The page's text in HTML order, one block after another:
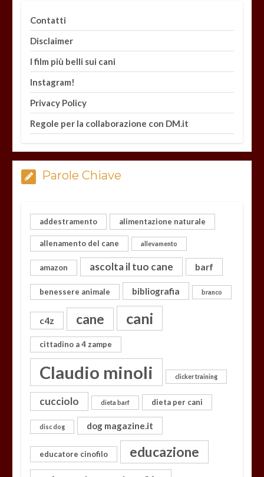
Contatti
Disclaimer
I film più belli sui cani
Instagram!
Privacy Policy
Regole per la collaborazione con DM.it
Parole Chiave
addestramento alimentazione naturale
allenamento del cane allevamento
amazon ascolta il tuo cane barf
benessere animale bibliografia branco
c4z cane cani
cittadino a 4 zampe
Claudio minoli clicker training
cucciolo dieta barf dieta per cani
disc dog dog magazine.it
educatore cinofilo educazione